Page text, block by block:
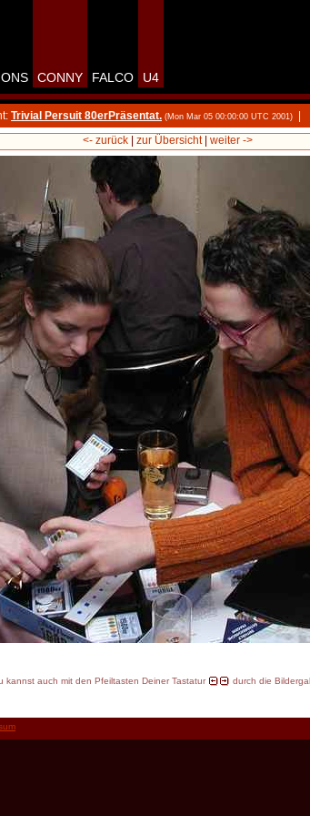
CONNY FALCO U4
Trivial Persuit 80erPräsentat. (Mon Mar 05 00:00:00 UTC 2001)
<- zurück| zur Übersicht| weiter ->
kannst auch mit den Pfeiltasten Deiner Tastatur durch die